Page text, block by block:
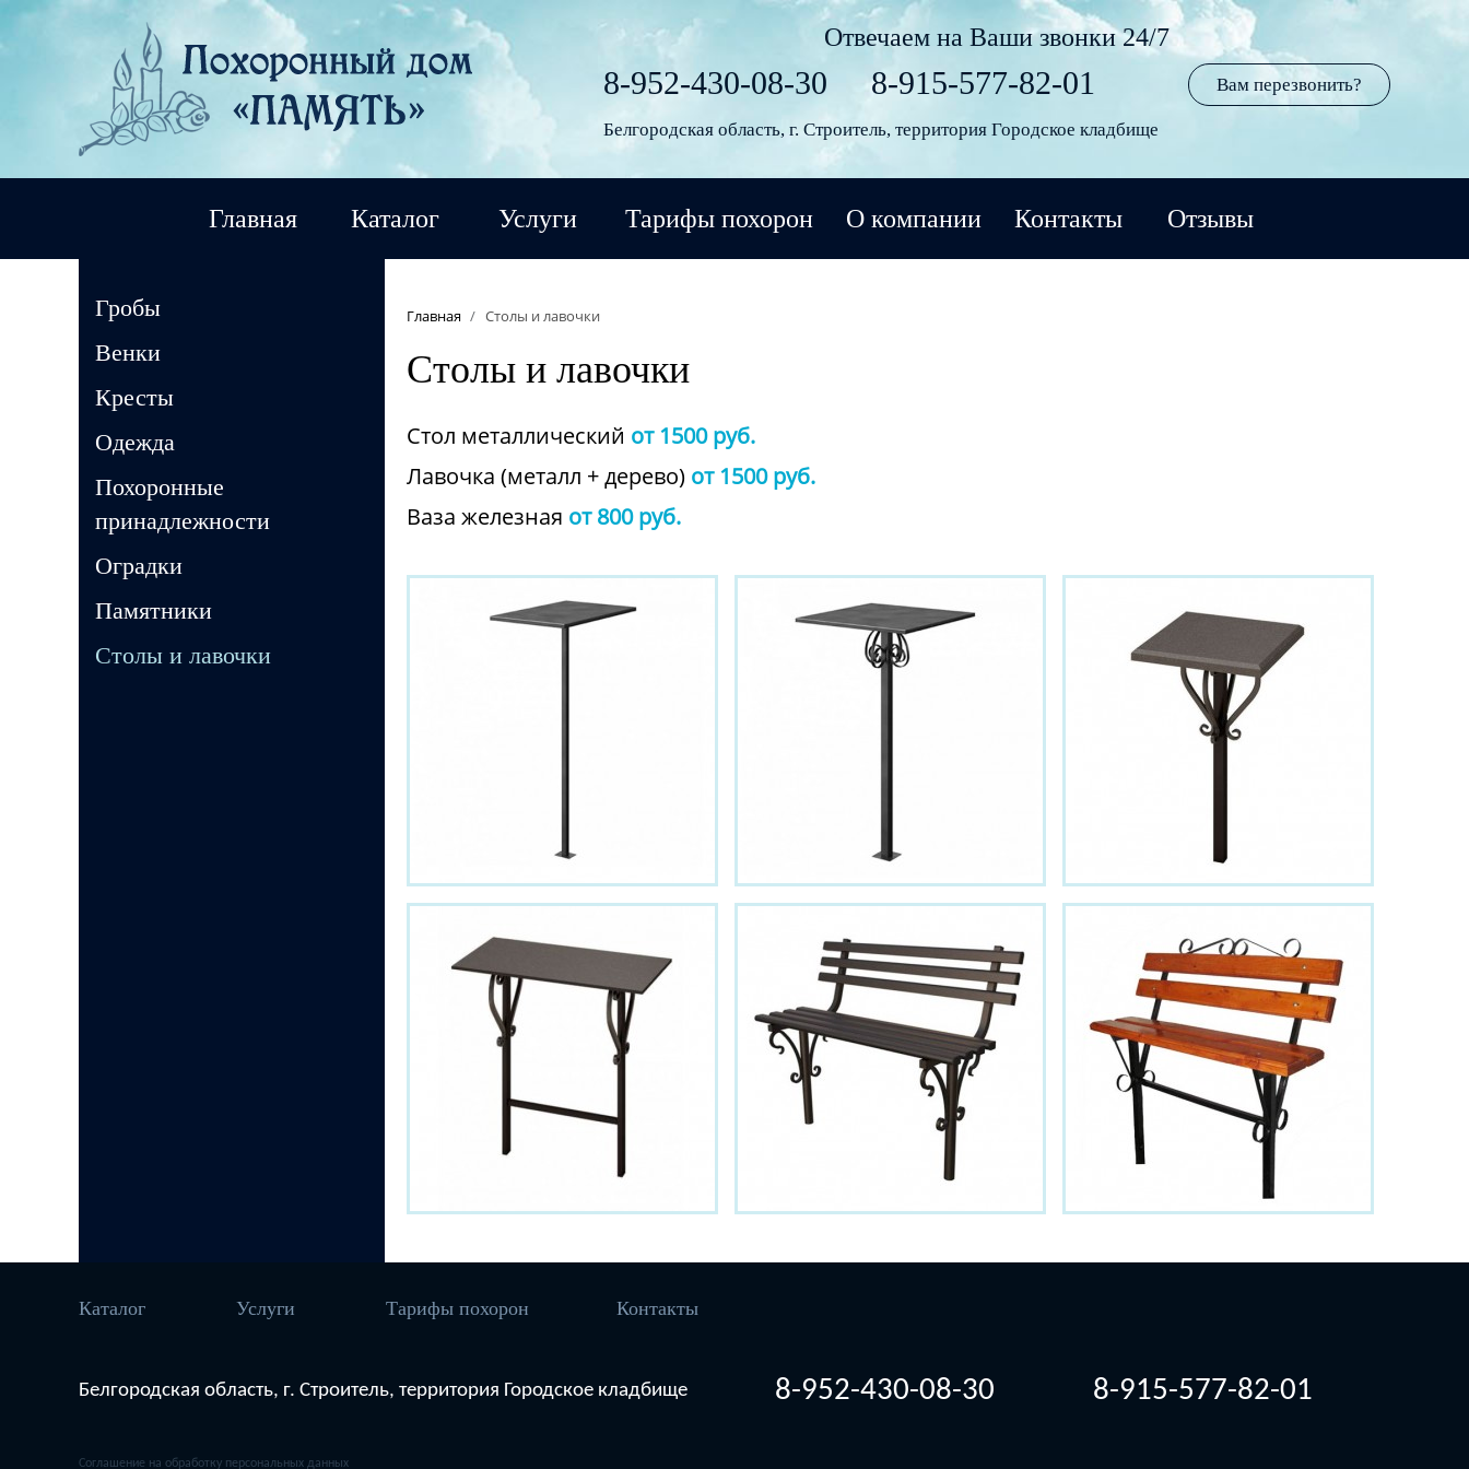
Отвечаем на Ваши звонки 24/7
8-952-430-08-30 8-915-577-82-01 Вам перезвонить?
Белгородская область, г. Строитель, территория Городское кладбище
Главная Каталог Услуги Тарифы похорон О компании Контакты Отзывы
Главная / Столы и лавочки
Столы и лавочки
Стол металлический от 1500 руб.
Лавочка (металл + дерево) от 1500 руб.
Ваза железная от 800 руб.
Гробы
Венки
Кресты
Одежда
Похоронные
принадлежности
Оградки
Памятники
Столы и лавочки
Каталог Услуги Тарифы похорон Контакты
Белгородская область, г. Строитель, территория Городское кладбище 8-952-430-08-30 8-915-577-82-01
Соглашение на обработку персональных данных